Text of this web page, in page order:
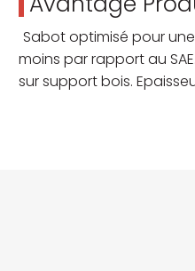
Sabot optimisé pour
moins par rapport au
sur support bois.